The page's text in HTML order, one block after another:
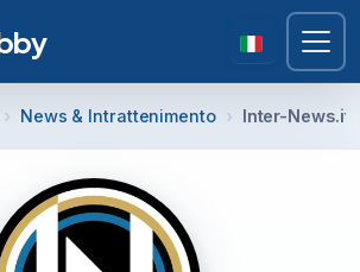
News & Intrattenimento Inter-News.it